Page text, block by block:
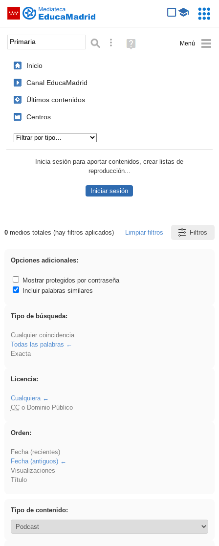
Saltar navegación
Palabra o frase: Búsqueda avanzada
Ayuda
(en
Inicio
Canal EducaMadrid
Últimos contenidos
Centros
Inicia sesión para aportar contenidos, crear listas de
reproducción...
Iniciar sesión
Resultados de: Primaria
0medios totales (hay filtros aplicados) Limpiar filtros Filtros
Opciones adicionales:
Mostrar protegidos por contraseña
Incluir palabras similares
Tipo de búsqueda:
Cualquier coincidencia
Todas las palabras
Exacta
Licencia:
Cualquiera
CCo Dominio Público
Orden:
Fecha (recientes)
Fecha (antiguos)
Visualizaciones
Título
Tipo de contenido: